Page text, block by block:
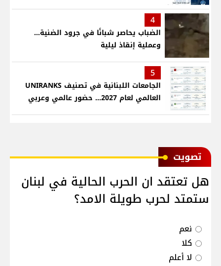
4
الضباب يحاصر شبانًا في جرود الضنية...
وعملية إنقاذ ليلية
5
الجامعات اللبنانية في تصنيف UNIRANKS
العالمي لعام 2027... حضور عالمي وعربي
ﺗﺼﻮﻳﺖ
هل تعتقد ان الحرب الحالية في لبنان
ستمتد لحرب طويلة الامد؟
نعم
كلا
لا أعلم